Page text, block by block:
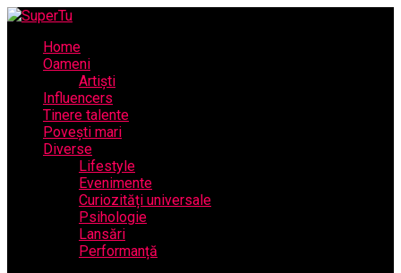
Home
Oameni
Artiști
Influencers
Tinere talente
Povești mari
Diverse
Lifestyle
Evenimente
Curiozități universale
Psihologie
Lansări
Performanță